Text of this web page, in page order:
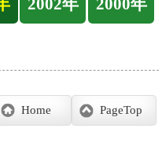
お問合せ